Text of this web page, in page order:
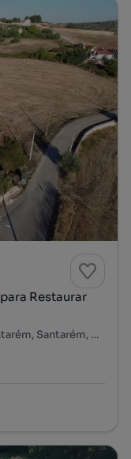
Restaurar
Achete, Azoia de Baixo e Póvoa de Santarém, Santarém, Santarém